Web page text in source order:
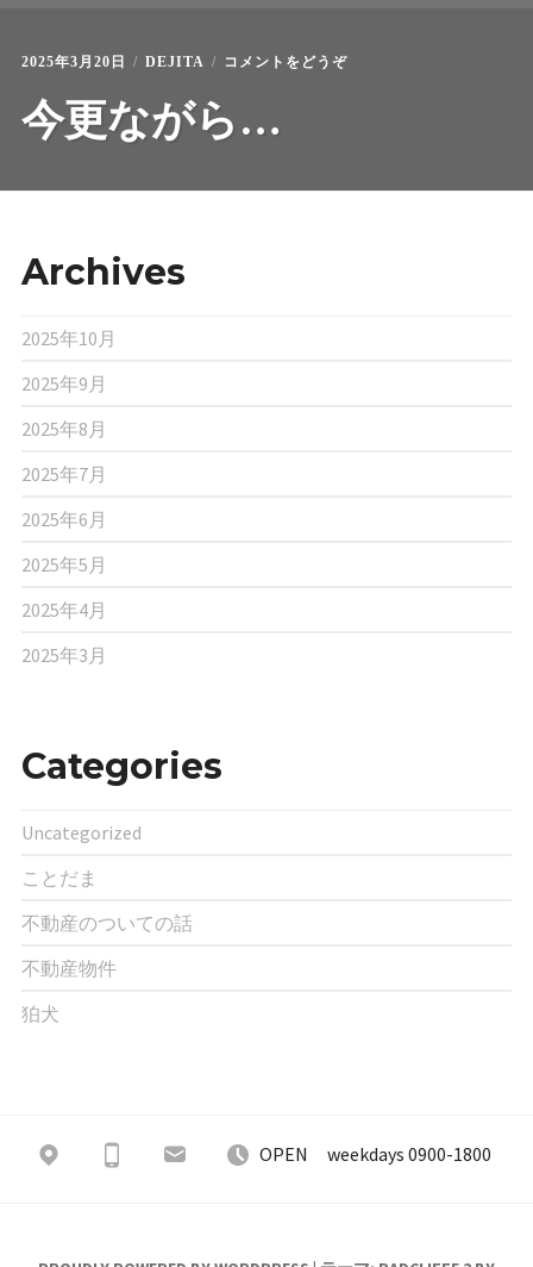
2025年3月20日 DEJITA コメントをどうぞ(今
今更ながら…
Archives
2025年10月
2025年9月
2025年8月
2025年7月
2025年6月
2025年5月
2025年4月
2025年3月
Categories
Uncategorized
ことだま
不動産のついての話
不動産物件
狛犬
OPEN weekdays 0900-1800